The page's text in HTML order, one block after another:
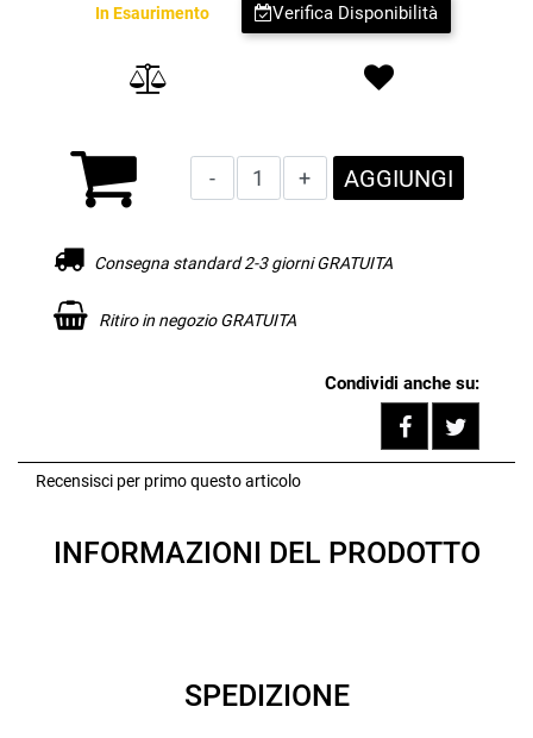
Verifica Disponibilità
In Esaurimento
Quantità
AGGIUNGI
Consegna standard 2-3 giorni GRATUITA
Ritiro in negozio GRATUITA
Condividi anche su:
Recensisci per primo questo articolo
INFORMAZIONI DEL PRODOTTO
SPEDIZIONE